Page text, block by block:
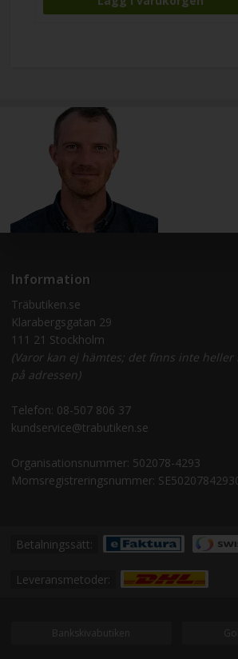
Information
Träbutiken.se
Klarabergsgatan 29
111 21 Stockholm
(Varor kan ej hämtes; det finns inte
på adressen)
Telefon: 08-507 806 37
kundservice@trabutiken.se
Organisationsnummer: 502078-4293
Momsregistreringsnummer:
Betalningssätt:
Leveransmetoder:
Bankskivabutiken